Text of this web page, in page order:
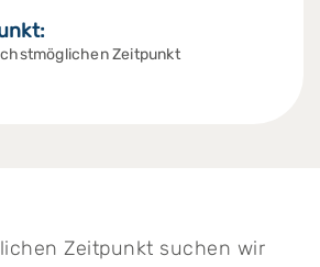
Zeitpunkt
Zeitpunkt suchen wir